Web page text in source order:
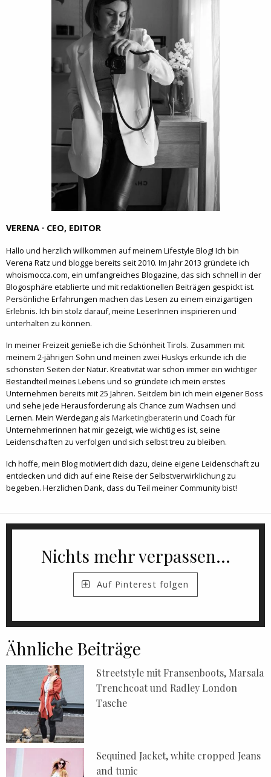
VERENA · CEO, EDITOR
Hallo und herzlich willkommen auf meinem Lifestyle Blog! Ich bin
Verena Ratz und blogge bereits seit 2010. Im Jahr 2013 gründete ich
whoismocca.com, ein umfangreiches Blogazine, das sich schnell in der
Blogosphäre etablierte und mit redaktionellen Beiträgen gespickt ist.
Persönliche Erfahrungen machen das Lesen zu einem einzigartigen
Erlebnis. Ich bin stolz darauf, meine LeserInnen inspirieren und
unterhalten zu können.
In meiner Freizeit genieße ich die Schönheit Tirols. Zusammen mit
meinem 2-jährigen Sohn und meinen zwei Huskys erkunde ich die
schönsten Seiten der Natur. Kreativität war schon immer ein wichtiger
Bestandteil meines Lebens und so gründete ich mein erstes
Unternehmen bereits mit 25 Jahren. Seitdem bin ich mein eigener Boss
und sehe jede Herausforderung als Chance zum Wachsen und
Lernen. Mein Werdegang als Marketingberaterin und Coach für
Unternehmerinnen hat mir gezeigt, wie wichtig es ist, seine
Leidenschaften zu verfolgen und sich selbst treu zu bleiben.
Ich hoffe, mein Blog motiviert dich dazu, deine eigene Leidenschaft zu
entdecken und dich auf eine Reise der Selbstverwirklichung zu
begeben. Herzlichen Dank, dass du Teil meiner Community bist!
Nichts mehr verpassen...
Auf Pinterest folgen
Ähnliche Beiträge
Streetstyle mit Fransenboots, Marsala
Trenchcoat und Radley London
Tasche
Sequined Jacket, white cropped Jeans
and tunic